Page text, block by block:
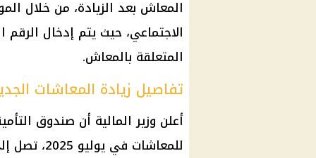
المعاش بعد الزيادة، من خلال
الاجتماعي، حيث يتم إدخال
المتعلقة بالمعاش.
تفاصيل زيادة المعاشات
أعلن وزير المالية أن صندوق
للمعاشات في يوليو 2025، تصل إلى 15%، وذلك في إطار حرص الدولة على